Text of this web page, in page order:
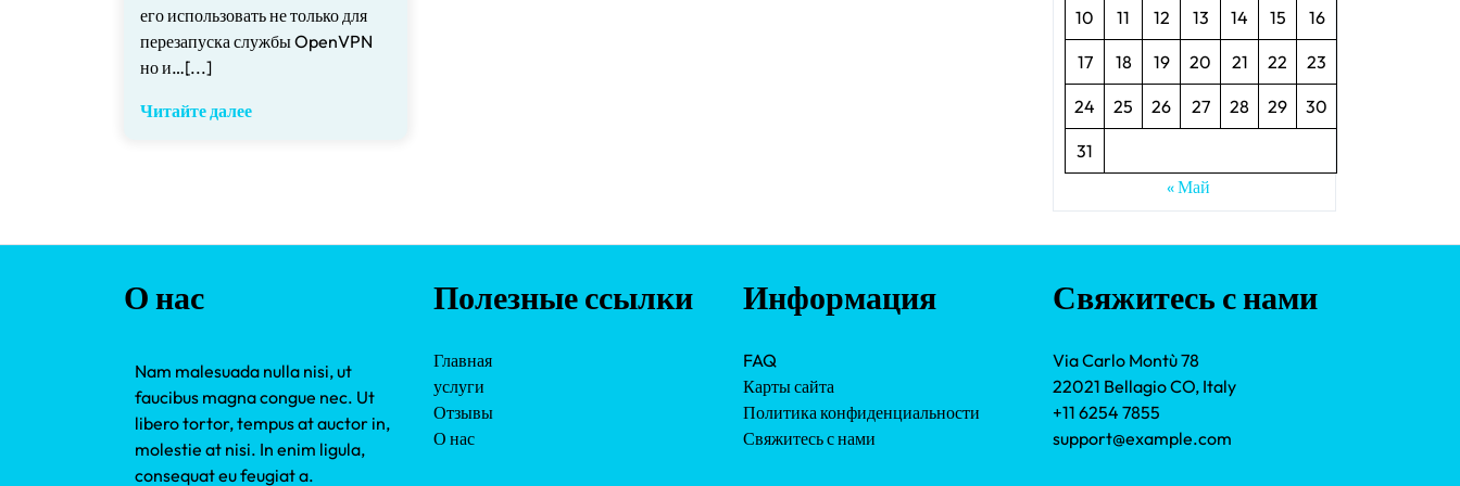
его использовать не только для
перезапуска службы OpenVPN
но и…[...]
Читайте далее
10 11 12 13 14 15 16
17 18 19 20 21 22 23
24 25 26 27 28 29 30
31
« Май
О нас
Nam malesuada nulla nisi, ut
faucibus magna congue nec. Ut
libero tortor, tempus at auctor in,
molestie at nisi. In enim ligula,
consequat eu feugiat a.
Полезные ссылки
Главная
услуги
Отзывы
О нас
Информация
FAQ
Карты сайта
Политика конфиденциальности
Свяжитесь с нами
Свяжитесь с нами
Via Carlo Montù 78
22021 Bellagio CO, Italy
+11 6254 7855
support@example.com